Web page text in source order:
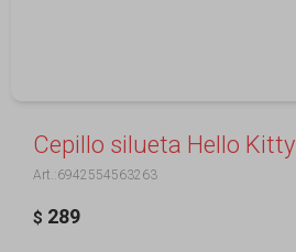
Cepillo silueta Hello Kitty
6942554563263
$ 289